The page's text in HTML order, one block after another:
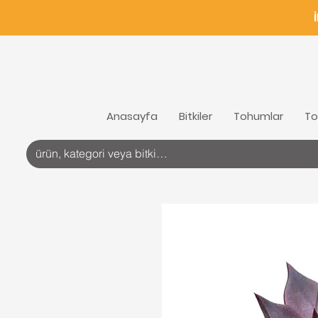
Anasayfa Bitkiler Tohumlar